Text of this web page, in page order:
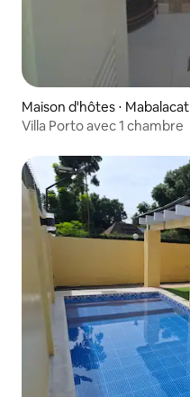
Maison d'hôtes ⋅ Mabalacat
Villa Porto avec 1 chambre